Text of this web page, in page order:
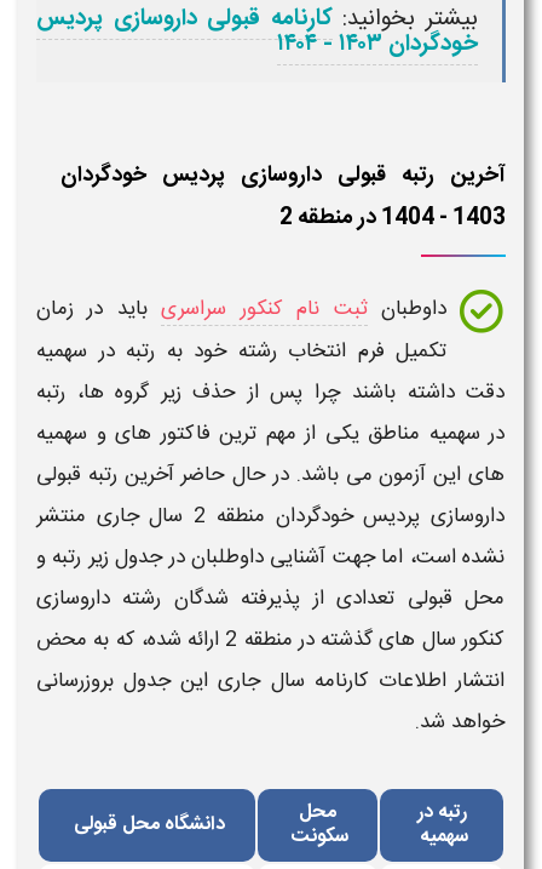
بیشتر بخوانید: کارنامه قبولی داروسازی پردیس
خودگردان ۱۴۰۳ - ۱۴۰۴
آخرین رتبه قبولی داروسازی پردیس خودگردان
1403 - 1404 در منطقه 2
داوطبانثبت نام کنکور سراسریباید در زمان
تکمیل فرم انتخاب رشته خود به رتبهدر سهمیه
دقت داشته باشند چرا پس از حذف زیر گروه ها، رتبه
در سهمیه مناطق یکی از مهم ترین فاکتور های و سهمیه
های این آزمونمی باشد. در حال حاضرآخرین رتبه قبولی
داروسازی پردیس خودگردان
منطقه 2 سال جاری منتشر
نشده است، اما جهت آشنایی داوطلبان در جدول زیر رتبه و
محل قبولی تعدادی از پذیرفته شدگان رشته داروسازی
کنکور سال های گذشتهدرمنطقه 2
ارائه شده، که به محض
انتشار اطلاعات کارنامه سال جاری این جدول بروزرسانی
خواهد شد.
رتبه در
سهمیه
محل
سکونت دانشگاه محل قبولی